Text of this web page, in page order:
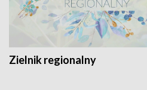
Zielnik regionalny